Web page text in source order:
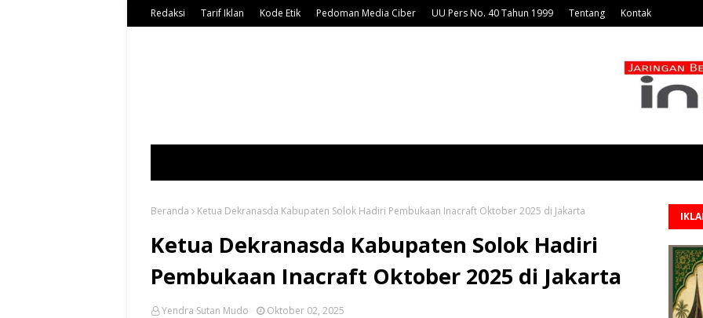
Redaksi Tarif Iklan Kode Etik Pedoman Media Ciber UU Pers No. 40 Tahun 1999 Tentang Kontak
Beranda Ketua Dekranasda Kabupaten Solok Hadiri Pembukaan Inacraft Oktober 2025 di Jakarta
Ketua Dekranasda Kabupaten Solok Hadiri
Pembukaan Inacraft Oktober 2025 di Jakarta
Yendra Sutan Mudo Oktober 02, 2025